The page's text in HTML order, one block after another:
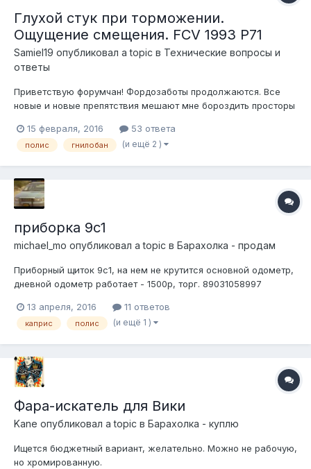
Глухой стук при торможении.
Ощущение смещения. FCV 1993 P71
Samiel19 опубликовал a topic в Технические вопросы и
ответы
Приветствую форумчан! Фордозаботы продолжаются. Все
новые и новые препятствия мешают мне бороздить просторы
(или что имеет меня): При резком торможении (ну или даже
не очень резком, но точно не всегда), в последний его
15 февраля, 2016 53 ответа
полис гнилобан (и ещё 2 )
приборка 9с1
michael_mo опубликовал a topic в Барахолка - продам
Приборный щиток 9с1, на нем не крутится основной одометр,
дневной одометр работает - 1500р, торг. 89031058997
13 апреля, 2016 11 ответов
каприс полис (и ещё 1 )
Фара-искатель для Вики
Kane опубликовал a topic в Барахолка - куплю
Ищется бюджетный вариант, желательно. Можно не рабочую,
но хромированную.